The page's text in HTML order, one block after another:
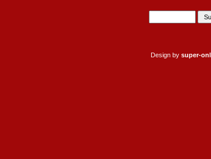
Design by super-